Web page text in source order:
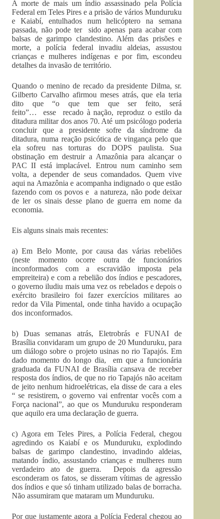
A morte de mais um índio assassinado pela Polícia
Federal em Teles Pires e a prisão de vários Munduruku
e Kaiabí, entulhados num helicóptero na semana
passada, não pode ter sido apenas para acabar com
balsas de garimpo clandestino. Além das prisões e
morte, a polícia federal invadiu aldeias, assustou
crianças e mulheres indígenas e por fim, escondeu
detalhes da invasão de território.
Quando o menino de recado da presidente Dilma, sr.
Gilberto Carvalho afirmou meses atrás, que ela teria
dito que “o que tem que ser feito, será
feito”… esse recado à nação, reproduz o estilo da
ditadura militar dos anos 70. Até um psicólogo poderia
concluir que a presidente sofre da síndrome da
ditadura, numa reação psicótica de vingança pelo que
ela sofreu nas torturas do DOPS paulista. Sua
obstinação em destruir a Amazônia para alcançar o
PAC II está implacável. Entrou num caminho sem
volta, a depender de seus comandados. Quem vive
aqui na Amazônia e acompanha indignado o que estão
fazendo com os povos e a natureza, não pode deixar
de ler os sinais desse plano de guerra em nome da
economia.
Eis alguns sinais mais recentes:
a) Em Belo Monte, por causa das várias rebeliões
(neste momento ocorre outra de funcionários
inconformados com a escravidão imposta pela
empreiteira) e com a rebelião dos índios e pescadores,
o governo iludiu mais uma vez os rebelados e depois o
exército brasileiro foi fazer exercícios militares ao
redor da Vila Pimental, onde tinha havido a ocupação
dos inconformados.
b) Duas semanas atrás, Eletrobrás e FUNAI de
Brasília convidaram um grupo de 20 Munduruku, para
um diálogo sobre o projeto usinas no rio Tapajós. Em
dado momento do longo dia, em que a funcionária
graduada da FUNAI de Brasília cansava de receber
resposta dos índios, de que no rio Tapajós não aceitam
de jeito nenhum hidroelétricas, ela disse de cara a eles
“ se resistirem, o governo vai enfrentar vocês com a
Força nacional”, ao que os Munduruku responderam
que aquilo era uma declaração de guerra.
c) Agora em Teles Pires, a Polícia Federal, chegou
agredindo os Kaiabí e os Munduruku, explodindo
balsas de garimpo clandestino, invadindo aldeias,
matando índio, assustando crianças e mulheres num
verdadeiro ato de guerra. Depois da agressão
esconderam os fatos, se disseram vítimas de agressão
dos índios e que só tinham utilizado balas de borracha.
Não assumiram que mataram um Munduruku.
Por que justamente agora a Polícia Federal chegou ao